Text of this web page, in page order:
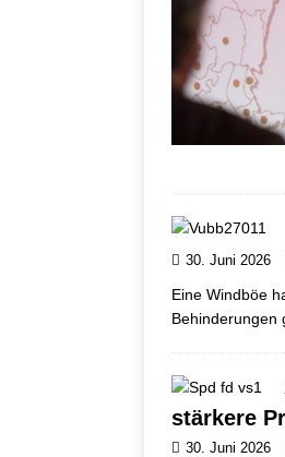
30. Juni 2026
Eine Windböe
Behinderungen
stärkere
30. Juni 2026